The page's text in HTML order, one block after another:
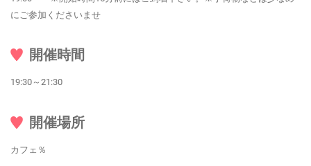
にご参加くださいませ
開催時間
19:30～21:30
開催場所
カフェ％